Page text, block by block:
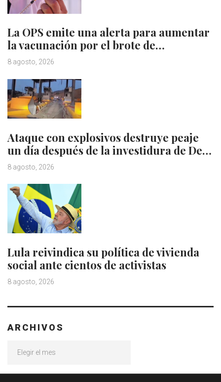
La OPS emite una alerta para aumentar
la vacunación por el brote de…
8 agosto, 2026
Ataque con explosivos destruye peaje
un día después de la investidura de De…
8 agosto, 2026
Lula reivindica su política de vivienda
social ante cientos de activistas
8 agosto, 2026
ARCHIVOS